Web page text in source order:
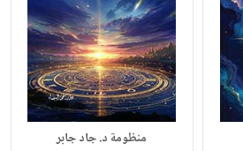
منظومة د. جاد جابر